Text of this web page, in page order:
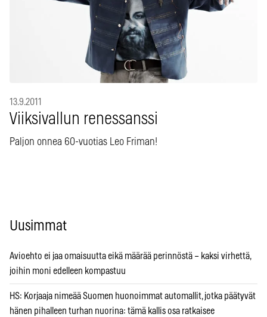
13.9.2011
Viiksivallun renessanssi
Paljon onnea 60-vuotias Leo Friman!
Uusimmat
Avioehto ei jaa omaisuutta eikä määrää perinnöstä – kaksi virhettä,
joihin moni edelleen kompastuu
HS: Korjaaja nimeää Suomen huonoimmat automallit, jotka päätyvät
hänen pihalleen turhan nuorina: tämä kallis osa ratkaisee